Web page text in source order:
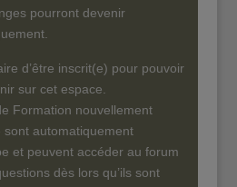
pourront devenir
d’être inscrit(e) pour pouvoir
sur cet espace.
Formation nouvellement
sont automatiquement
et peuvent accéder au forum
dès lors qu’ils sont